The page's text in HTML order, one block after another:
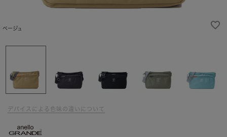
ベージュ
デバイスによる色味の違いについて